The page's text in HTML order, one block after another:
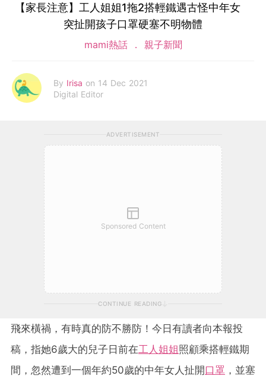
【家長注意】工人姐姐1拖2搭輕鐵遇古怪中年女
突扯開孩子口罩硬塞不明物體
mami熱話 親子新聞
By Irisa on 14 Dec 2021
Digital Editor
ADVERTISEMENT
Sponsored Content
CONTINUE READING
飛來橫禍，有時真的防不勝防！今日有讀者向本報投
稿，指她6歲大的兒子日前在工人姐姐照顧乘搭輕鐵期
間，忽然遭到一個年約50歲的中年女人扯開口罩 ，並塞